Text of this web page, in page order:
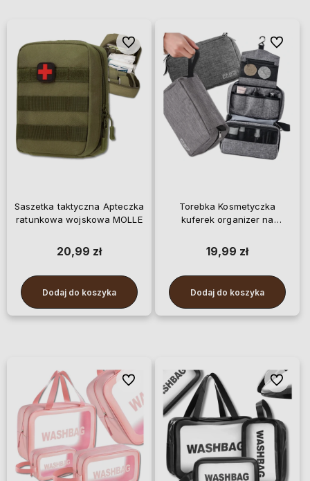
Saszetka taktyczna Apteczka
ratunkowa wojskowa MOLLE
20,99 zł
Dodaj do koszyka
Do ulubionych
Torebka Kosmetyczka
kuferek organizer na
19,99 zł
Dodaj do koszyka
Do
Do ulubionych Do